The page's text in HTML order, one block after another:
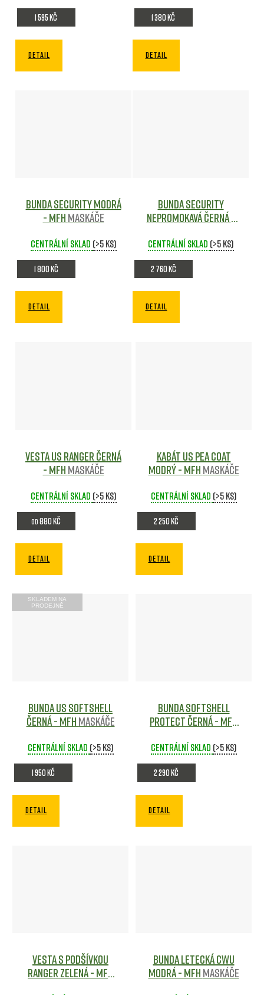
1 595 Kč
DETAIL
1 380 Kč
DETAIL
Bunda SECURITY MODRÁ
- MFH Maskáče
Centrální sklad (>5 ks)
1 800 Kč
DETAIL
Bunda SECURITY
nepromokavá ČERNÁ -
Centrální sklad (>5 ks)
2 760 Kč
DETAIL
Vesta US Ranger ČERNÁ
- MFH Maskáče
Centrální sklad (>5 ks)
od 880 Kč
DETAIL
Kabát US Pea Coat
MODRÝ - MFH Maskáče
Centrální sklad (>5 ks)
2 250 Kč
DETAIL
SKLADEM NA
PRODEJNĚ
Bunda US softshell
Černá - MFH Maskáče
Centrální sklad (>5 ks)
1 950 Kč
DETAIL
Bunda softshell
PROTECT Černá - MFH
Centrální sklad (>5 ks)
2 290 Kč
DETAIL
Vesta s podšívkou
Ranger Zelená - MFH
Bunda letecká CWU
Modrá - MFH Maskáče